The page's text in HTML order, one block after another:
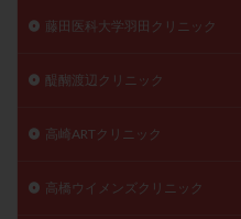
藤田医科大学羽田クリニック
醍醐渡辺クリニック
高崎ARTクリニック
高橋ウイメンズクリニック